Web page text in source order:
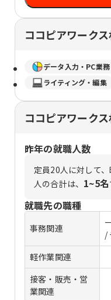
ココピアワーク
データ入力・PC業
ライティング・編集
ココピアワーク
昨年の就職人数
定員20人に対して
人の合計は、 1~5名
就職先の職種
事務関連
/
軽作業関連
接客・販売・営
業関連